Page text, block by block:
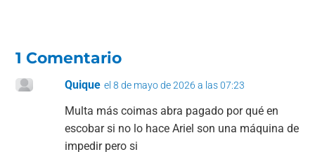
1 Comentario
Quique el 8 de mayo de 2026 a las 07:23
Multa más coimas abra pagado por qué en
escobar si no lo hace Ariel son una máquina de
impedir pero si